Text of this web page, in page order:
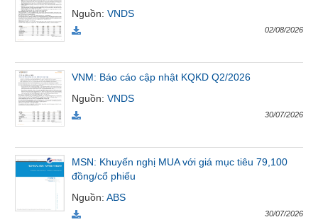
Nguồn:VNDS
02/08/2026
VNM: Báo cáo cập nhật KQKD Q2/2026
Nguồn:VNDS
30/07/2026
MSN: Khuyến nghị MUA với giá mục tiêu 79,100
đồng/cổ phiếu
Nguồn:ABS
30/07/2026
BẤT
ĐỘNG
SẢN
Mã
khoán
(-)
Cổ phiếu